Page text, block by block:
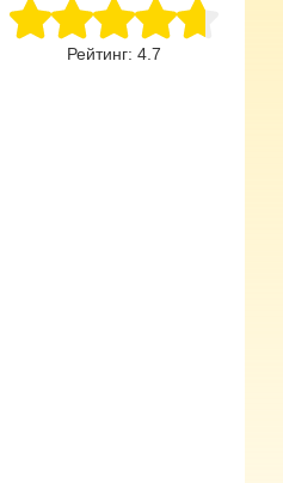
Рейтинг: 4.7